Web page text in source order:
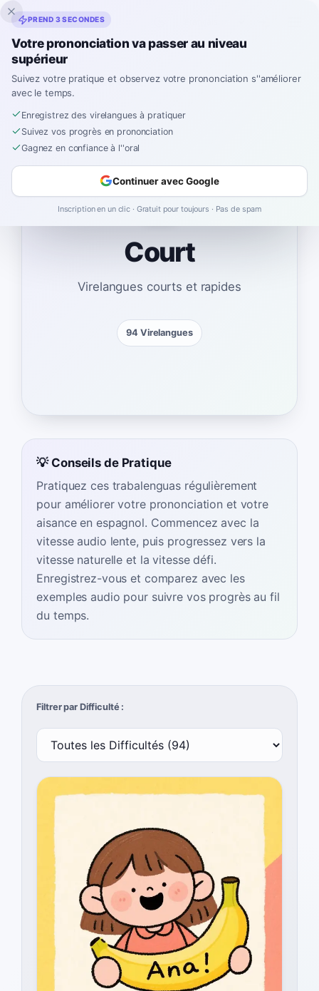
Inklingo
Espagnol›Virelangues› Court
⚡
Court
Virelangues courts et rapides
94 Virelangues
💡 Conseils de Pratique
Pratiquez ces trabalenguas régulièrement
pour améliorer votre prononciation et votre
aisance en espagnol. Commencez avec la
vitesse audio lente, puis progressez vers la
vitesse naturelle et la vitesse défi.
Enregistrez-vous et comparez avec les
exemples audio pour suivre vos progrès au fil
du temps.
Filtrer par Difficulté :
PREND 3 SECONDES
Votre prononciation va passer au niveau
supérieur
Suivez votre pratique et observez votre prononciation s''améliorer
avec le temps.
Enregistrez des virelangues à pratiquer
Suivez vos progrès en prononciation
Gagnez en confiance à l''oral
Continuer avec Google
Inscription en un clic · Gratuit pour toujours · Pas de spam